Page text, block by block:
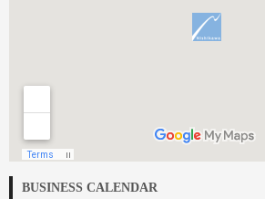
BUSINESS CALENDAR